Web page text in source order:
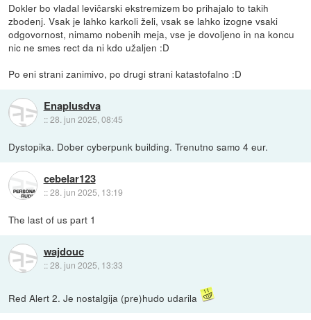
Dokler bo vladal levičarski ekstremizem bo prihajalo to takih
zbodenj. Vsak je lahko karkoli želi, vsak se lahko izogne vsaki
odgovornost, nimamo nobenih meja, vse je dovoljeno in na koncu
nic ne smes rect da ni kdo užaljen :D
Po eni strani zanimivo, po drugi strani katastofalno :D
Enaplusdva
::28. jun 2025, 08:45
Dystopika. Dober cyberpunk building. Trenutno samo 4 eur.
cebelar123
::28. jun 2025, 13:19
The last of us part 1
wajdouc
::28. jun 2025, 13:33
Red Alert 2. Je nostalgija (pre)hudo udarila